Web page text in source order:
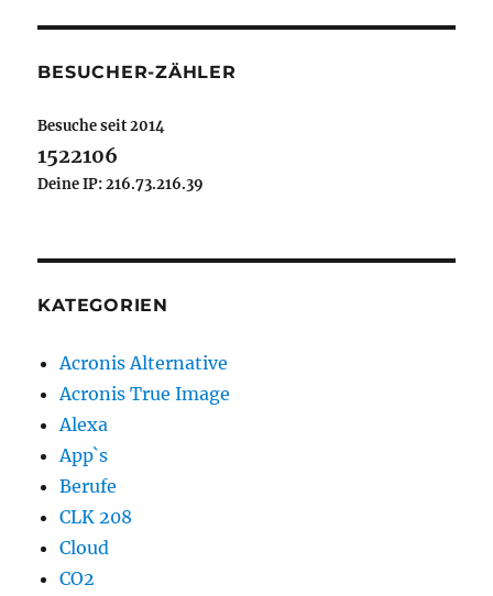
einem
BESUCHER-ZÄHLER
Besuche seit 2014
1522106
Deine IP: 216.73.216.39
KATEGORIEN
Acronis Alternative
Acronis True Image
Alexa
App`s
Berufe
CLK 208
Cloud
CO2